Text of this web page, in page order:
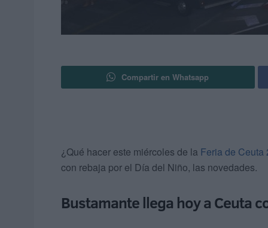
Compartir en Whatsapp
¿Qué hacer este miércoles de la Feria de Ceuta
con rebaja por el Día del Niño, las novedades.
Bustamante llega hoy a Ceuta